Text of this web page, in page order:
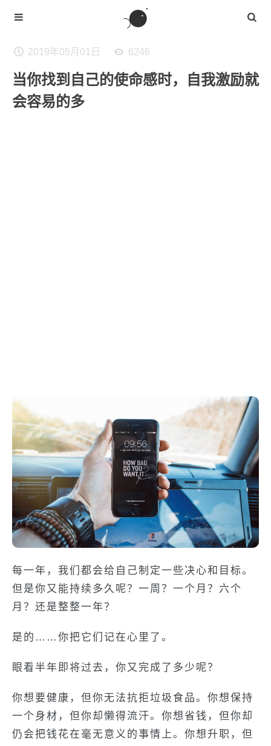
2019年05月01日 6246
当你找到自己的使命感时，自我激励就
会容易的多
每一年，我们都会给自己制定一些决心和目标。
但是你又能持续多久呢？一周？一个月？六个
月？还是整整一年？
是的……你把它们记在心里了。
眼看半年即将过去，你又完成了多少呢？
你想要健康，但你无法抗拒垃圾食品。你想保持
一个身材，但你却懒得流汗。你想省钱，但你却
仍会把钱花在毫无意义的事情上。你想升职，但